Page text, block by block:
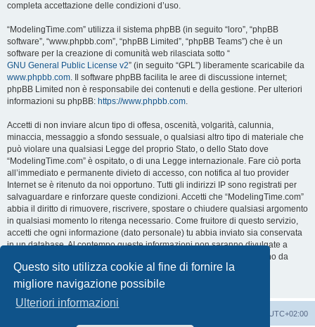
Questo sito utilizza cookie al fine di fornire la
migliore navigazione possibile
Ulteriori informazioni
completa accettazione delle condizioni d’uso.
“ModelingTime.com” utilizza il sistema phpBB (in seguito “loro”, “phpBB
software”, “www.phpbb.com”, “phpBB Limited”, “phpBB Teams”) che è un
software per la creazione di comunità web rilasciata sotto “
GNU General Public License v2” (in seguito “GPL”) liberamente scaricabile da
www.phpbb.com. Il software phpBB facilita le aree di discussione internet;
phpBB Limited non è responsabile dei contenuti e della gestione. Per ulteriori
informazioni su phpBB: https://www.phpbb.com.
Accetti di non inviare alcun tipo di offesa, oscenità, volgarità, calunnia,
minaccia, messaggio a sfondo sessuale, o qualsiasi altro tipo di materiale che
può violare una qualsiasi Legge del proprio Stato, o dello Stato dove
“ModelingTime.com” è ospitato, o di una Legge internazionale. Fare ciò porta
all’immediato e permanente divieto di accesso, con notifica al tuo provider
Internet se è ritenuto da noi opportuno. Tutti gli indirizzi IP sono registrati per
salvaguardare e rinforzare queste condizioni. Accetti che “ModelingTime.com”
abbia il diritto di rimuovere, riscrivere, spostare o chiudere qualsiasi argomento
in qualsiasi momento lo ritenga necessario. Come fruitore di questo servizio,
accetti che ogni informazione (dato personale) tu abbia inviato sia conservata
in un database. Al contempo queste informazioni non saranno divulgate a
nessuno senza il tuo consenso, né “ModelingTime.com” o phpBB sono da
ritenersi responsabili per qualsiasi violazione al sistema che possa
compromettere queste informazioni.
UTC+02:00